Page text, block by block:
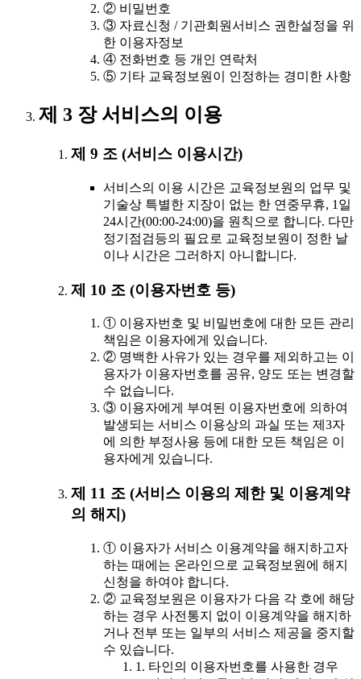
② 비밀번호
③ 자료신청 / 기관회원서비스 권한설정을 위
한 이용자정보
④ 전화번호 등 개인 연락처
⑤ 기타 교육정보원이 인정하는 경미한 사항
제 3 장 서비스의 이용
제 9 조 (서비스 이용시간)
서비스의 이용 시간은 교육정보원의 업무 및
기술상 특별한 지장이 없는 한 연중무휴, 1일
24시간(00:00-24:00)을 원칙으로 합니다. 다만
정기점검등의 필요로 교육정보원이 정한 날
이나 시간은 그러하지 아니합니다.
제 10 조 (이용자번호 등)
① 이용자번호 및 비밀번호에 대한 모든 관리
책임은 이용자에게 있습니다.
② 명백한 사유가 있는 경우를 제외하고는 이
용자가 이용자번호를 공유, 양도 또는 변경할
수 없습니다.
③ 이용자에게 부여된 이용자번호에 의하여
발생되는 서비스 이용상의 과실 또는 제3자
에 의한 부정사용 등에 대한 모든 책임은 이
용자에게 있습니다.
제 11 조 (서비스 이용의 제한 및 이용계약
의 해지)
① 이용자가 서비스 이용계약을 해지하고자
하는 때에는 온라인으로 교육정보원에 해지
신청을 하여야 합니다.
② 교육정보원은 이용자가 다음 각 호에 해당
하는 경우 사전통지 없이 이용계약을 해지하
거나 전부 또는 일부의 서비스 제공을 중지할
수 있습니다.
1. 타인의 이용자번호를 사용한 경우